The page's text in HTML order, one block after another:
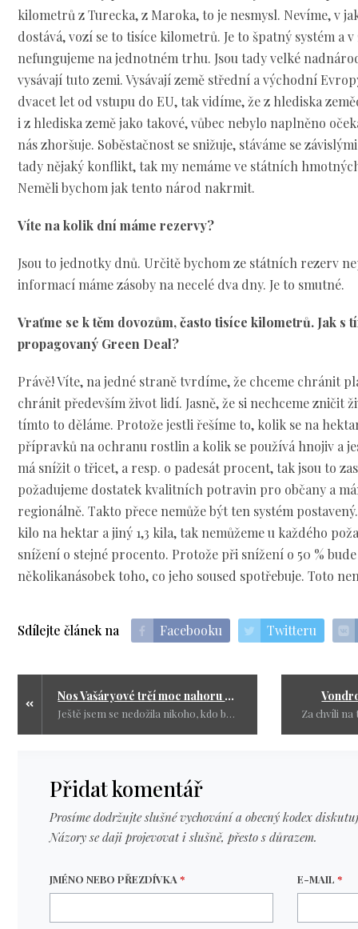
kilometrů z Turecka, z Maroka, to je nesmysl. Nevíme, v
dostává, vozí se to tisíce kilometrů. Je to špatný systém a
nefungujeme na jednotném trhu. Jsou tady velké
vysávají tuto zemi. Vysávají země střední a východní
dvacet let od vstupu do EU, tak vidíme, že z hlediska
i z hlediska země jako takové, vůbec nebylo naplněno
nás zhoršuje. Soběstačnost se snižuje, stáváme se
tady nějaký konflikt, tak my nemáme ve státních
Neměli bychom jak tento národ nakrmit.
Víte na kolik dní máme rezervy?
Jsou to jednotky dnů. Určitě bychom ze státních rezerv
informací máme zásoby na necelé dva dny. Je to smutné.
Vraťme se k těm dovozům, často tisíce kilometrů. Jak s
propagovaný Green Deal?
Právě! Víte, na jedné straně tvrdíme, že chceme chránit
chránit především život lidí. Jasně, že si nechceme zničit
tímto to děláme. Protože jestli řešíme to, kolik se na
přípravků na ochranu rostlin a kolik se používá hnojiv a
má snížit o třicet, a resp. o padesát procent, tak jsou to
požadujeme dostatek kvalitních potravin pro občany a
regionálně. Takto přece nemůže být ten systém
kilo na hektar a jiný 1,3 kila, tak nemůžeme u každého
snížení o stejné procento. Protože při snížení o 50 %
několikanásobek toho, co jeho soused spotřebuje. Toto
Sdílejte článek na Facebooku Twitteru
Nos Vašáryové trčí moc nahoru a ptáci létají docela nízko
Ještě jsem se nedožila nikoho, kdo by po svém zvolení své sliby splnil. Teda ty dobré sliby. Za to nás zásobují vším, co nás ožebračí a poníží, včetně názvu SPODINA nebo LŮZA.
Přidat komentář
Prosíme dodržujte slušné vychování a obecný kodex
Názory se daji projevovat i slušně, přesto s důrazem.
JMÉNO NEBO PŘEZDÍVKA* E-MAIL*